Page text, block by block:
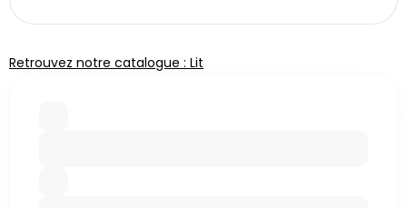
Retrouvez notre catalogue : Lit